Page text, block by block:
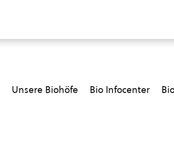
Unsere Biohöfe Bio Infocenter